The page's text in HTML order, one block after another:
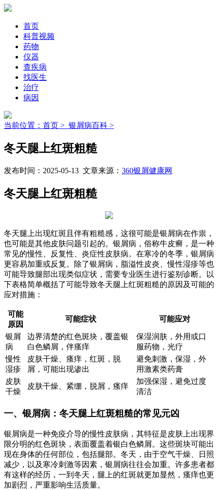
首页
科普视频
药物
仪器
查疾病
找医生
治疗
病因
当前位置：首页 > 银屑病百科 >
冬天腿上红斑粗糙
发布时间：2025-05-13 文章来源： 360银屑健康网
冬天腿上红斑粗糙
冬天腿上出现红斑且伴有粗糙感，这很可能是银屑病在作祟，
也可能是其他皮肤问题引起的。银屑病，俗称牛皮癣，是一种
常见的慢性、反复性、炎症性皮肤病。在寒冷的冬季，银屑病
更容易加重或反复。除了银屑病，脂溢性皮炎、慢性湿疹等也
可能导致腿部出现类似症状，需要专业医生进行鉴别诊断。以
下表格简单概括了可能导致冬天腿上红斑粗糙的原因及可能的
应对措施：
可能
原因
可能症状 可能应对
银屑
病
边界清楚的红色斑块，覆盖银
白色鳞屑，伴瘙痒
保湿润肤，外用或口
服药物，光疗
慢性
湿疹
皮肤干燥、瘙痒，红斑，脱
屑，可能出现渗出
避免刺激，保湿，外
用激素类药膏
皮肤
干燥
皮肤干燥、紧绷，脱屑，瘙痒
加强保湿，避免过度
清洁
一、银屑病：冬天腿上红斑粗糙的常见元凶
银屑病是一种免疫介导的慢性皮肤病，其特征是皮肤上出现界
限分明的红色斑块，表面覆盖着银白色鳞屑。这些斑块可能出
现在身体的任何部位，包括腿部。冬天，由于空气干燥、日照
减少，以及寒冷刺激等因素，银屑病往往会加重。许多患者都
有这样的经历，一到冬天，腿上的红斑就更加显然，瘙痒也更
加剧烈，严重影响生活质量。